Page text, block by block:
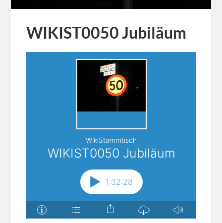
WIKIST0050 Jubiläum